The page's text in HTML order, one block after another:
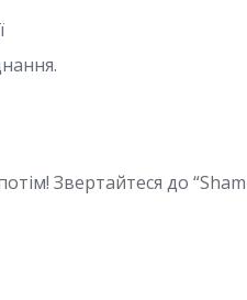
Звертайтеся до